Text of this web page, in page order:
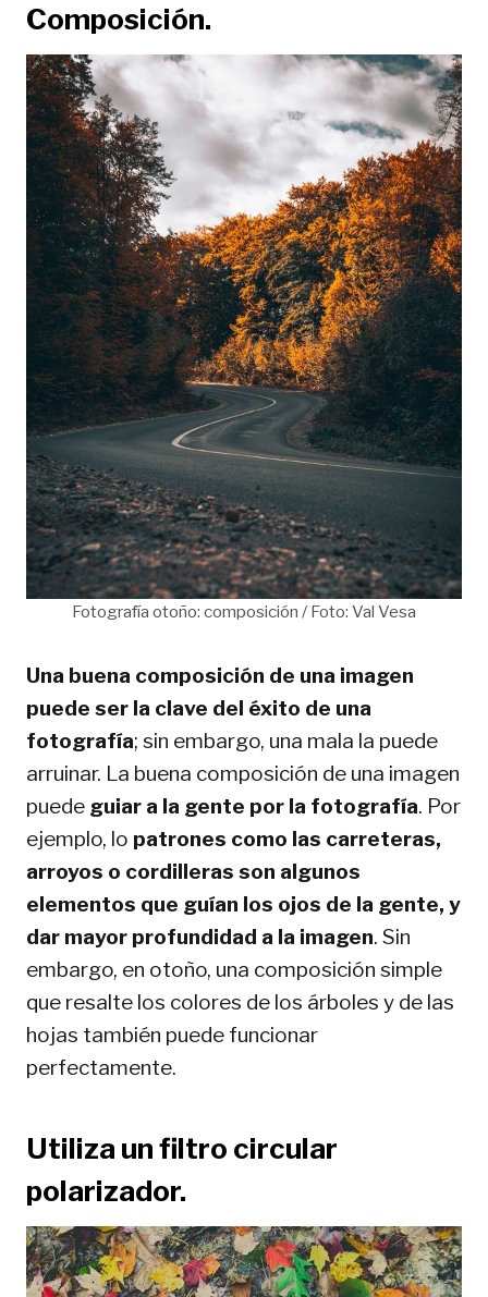
Composición.
Fotografía otoño: composición / Foto: Val Vesa
Una buena composición de una imagen
puede ser la clave del éxito de una
fotografía; sin embargo, una mala la puede
arruinar. La buena composición de una imagen
puede guiar a la gente por la fotografía. Por
ejemplo, lo patrones como las carreteras,
arroyos o cordilleras son algunos
elementos que guían los ojos de la gente, y
dar mayor profundidad a la imagen. Sin
embargo, en otoño, una composición simple
que resalte los colores de los árboles y de las
hojas también puede funcionar
perfectamente.
Utiliza un filtro circular
polarizador.